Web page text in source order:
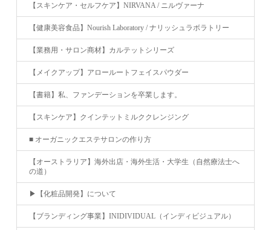
【スキンケア・セルフケア】NIRVANA / ニルヴァーナ
【健康美容食品】Nourish Laboratory / ナリッシュラボラトリー
【業務用・サロン商材】カルテットシリーズ
【メイクアップ】アロールートフェイスパウダー
【書籍】私、ファンデーションを卒業します。
【スキンケア】クインテットミルククレンジング
■ オーガニックエステサロンの作り方
【オーストラリア】海外出店・海外生活・大学生（自然療法士へ
の道）
▶︎【化粧品開発】について
【ブランディング事業】INIDIVIDUAL（インディビジュアル）